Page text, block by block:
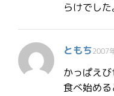
らけでした
ともち2007
かっぱえび
食べ始め